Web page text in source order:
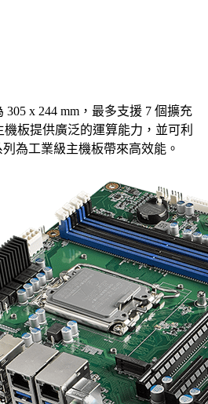
x 244 mm，最多支援 7 個擴充
機板提供廣泛的運算能力，並可利
為工業級主機板帶來高效能。